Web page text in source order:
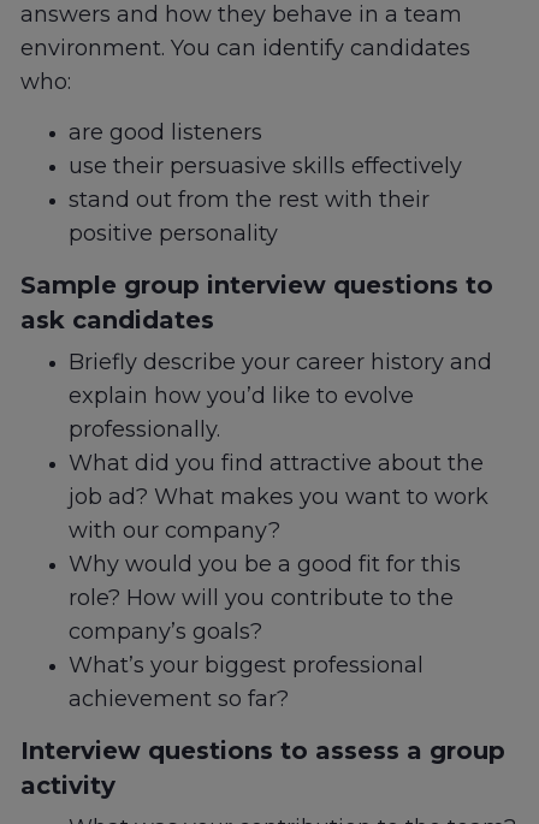
answers and how they behave in a team
environment. You can identify candidates
who:
are good listeners
use their persuasive skills effectively
stand out from the rest with their
positive personality
Sample group interview questions to
ask candidates
Briefly describe your career history and
explain how you’d like to evolve
professionally.
What did you find attractive about the
job ad? What makes you want to work
with our company?
Why would you be a good fit for this
role? How will you contribute to the
company’s goals?
What’s your biggest professional
achievement so far?
Interview questions to assess a group
activity